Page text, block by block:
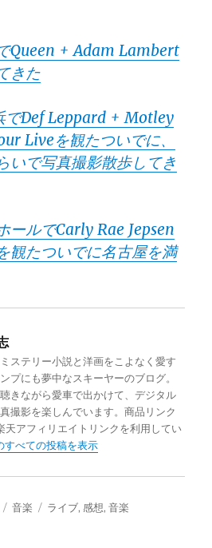
Queen + Adam Lambert
きた
でDef Leppard + Motley
Liveを観たついでに、
いで写真撮影散歩してき
ールでCarly Rae Jepsen
観たついでに名古屋を満
ステリー小説と洋画をこよなく愛す
プにも夢中なスキーヤーのブログ。
きながら愛車で出かけて、デジタル
撮影を楽しんでいます。商品リンク
アフィリエイトリンクを利用してい
すべての投稿を表示
カ
音楽
タ
ライブ, 感想,音楽